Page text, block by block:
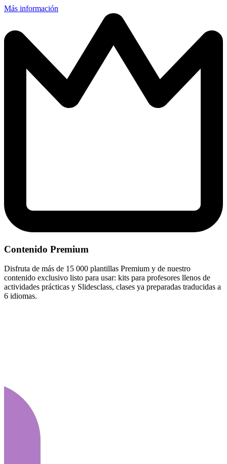
Más información
Contenido Premium
Disfruta de más de 15 000 plantillas Premium y de nuestro
contenido exclusivo listo para usar: kits para profesores llenos de
actividades prácticas y Slidesclass, clases ya preparadas traducidas a
6 idiomas.